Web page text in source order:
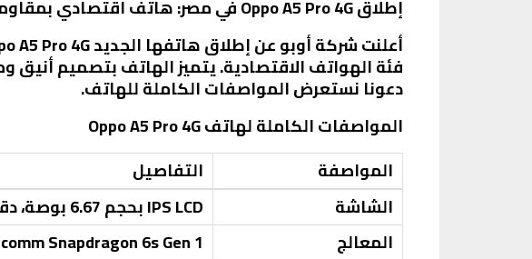
إطلاق Oppo A5 Pro 4G في مصر: هاتف اقتصادي بمقاومة للماء وتصميم أنيق
فئة الهواتف الاقتصادية. يتميز الهاتف بتصميم
دعونا نستعرض المواصفات الكاملة للهاتف.
المواصفات الكاملة لهاتف Oppo A5 Pro 4G
المواصفة
التفاصيل
الشاشة
IPS LCD بحجم 6.67 بوصة، دقة 720 × 1604 بكسل، معدل تحديث 90 هرتز
المعالج
Snapdragon 6s Gen 1